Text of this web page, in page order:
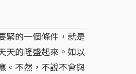
的一個條件，就是
天的隆盛起來。如以
。不然，不說不會與